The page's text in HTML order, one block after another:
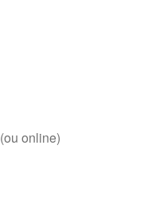
online)